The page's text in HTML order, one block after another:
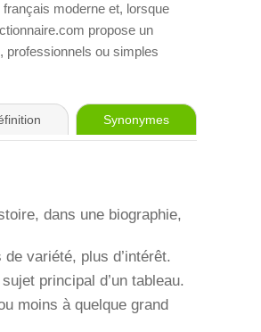
moderne et, lorsque
propose un
professionnels ou simples
Synonymes
dans une biographie,
variété, plus d’intérêt.
principal d’un tableau.
moins à quelque grand